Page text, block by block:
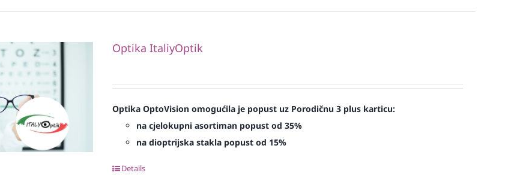
Optika ItaliyOptik
Optika OptoVision omogućila je popust uz Porodičnu 3 plus karticu:
na cjelokupni asortiman popust od 35%
na dioptrijska stakla popust od 15%
Details